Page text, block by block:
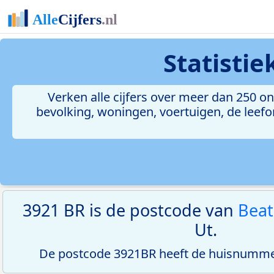
Verken alle cijfers over meer dan 250
bevolking, woningen, voertuigen, de
3921 BR is de postcode van
Ut.
De postcode 3921BR heeft de